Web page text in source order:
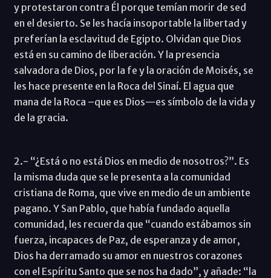
y protestaron contra Él porque temían morir de sed
en el desierto. Se les hacía insoportable la libertad y
preferían la esclavitud de Egipto. Olvidan que Dios
está en su camino de liberación. Y la presencia
salvadora de Dios, por la fe y la oración de Moisés, se
les hace presente en la Roca del Sinaí. El agua que
mana de la Roca –que es Dios—es símbolo de la vida y
de la gracia.
2.- “¿Está o no está Dios en medio de nosotros?”. Es
la misma duda que se le presenta a la comunidad
cristiana de Roma, que vive en medio de un ambiente
pagano. Y San Pablo, que había fundado aquella
comunidad, les recuerda que “cuando estábamos sin
fuerza, incapaces de Paz, de esperanza y de amor,
Dios ha derramado su amor en nuestros corazones
con el Espíritu Santo que se nos ha dado”, y añade: “la